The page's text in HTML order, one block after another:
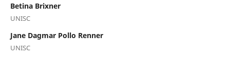
Betina Brixner
UNISC
Jane Dagmar Pollo Renner
UNISC